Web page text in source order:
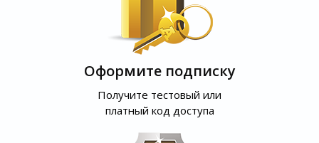
Оформите подписку
Получите тестовый или
платный код доступа